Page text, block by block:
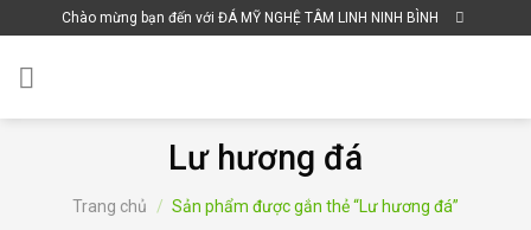
to
content
Chào mừng bạn đến với ĐÁ MỸ NGHỆ TÂM LINH NINH BÌNH
Lư hương đá
Trang chủ / Sản phẩm được gắn thẻ “Lư hương đá”